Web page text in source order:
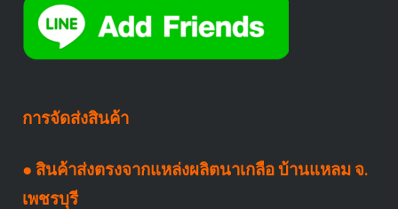
การจัดส่งสินค้า
● สินค้าส่งตรงจากแหล่งผลิตนาเกลือ บ้านแหลม จ.
เพชรบุรี